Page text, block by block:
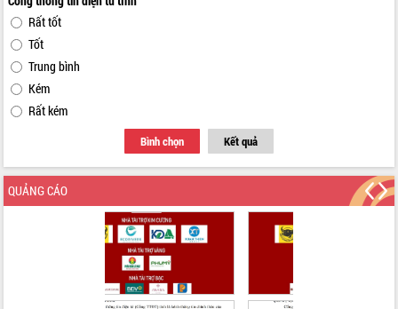
Rất tốt
Tốt
Trung bình
Kém
Rất kém
Bình chọn Kết quả
QUẢNG CÁO